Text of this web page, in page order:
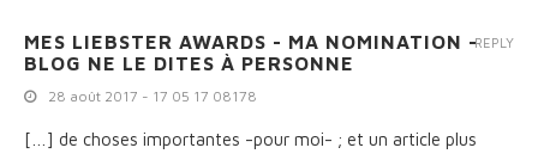
MES LIEBSTER AWARDS - MA NOMINATION -
BLOG NE LE DITES À PERSONNE
28 août 2017 - 17 05 17 08178
[…] de choses importantes -pour moi- ; et un article plus
REPLY